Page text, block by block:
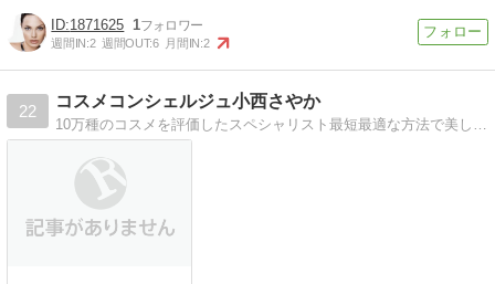
1871625 1
週間IN:2 週間OUT:6 月間IN:2
22
コスメコンシェルジュ小西さやか